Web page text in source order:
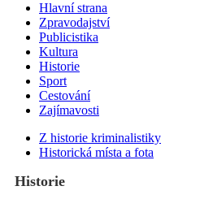
Hlavní strana
Zpravodajství
Publicistika
Kultura
Historie
Sport
Cestování
Zajímavosti
Z historie kriminalistiky
Historická místa a fota
Historie